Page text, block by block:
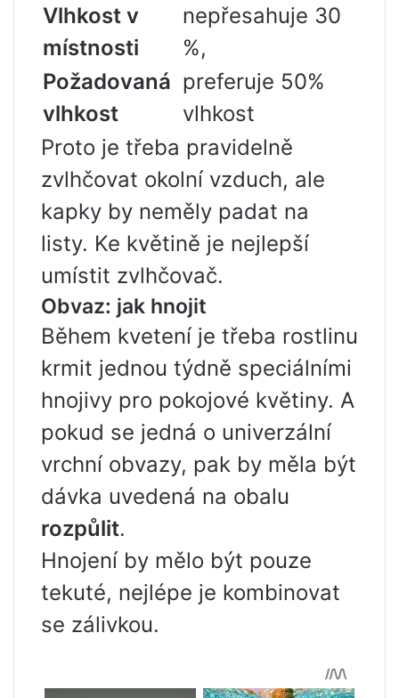
Vlhkost v
místnosti
nepřesahuje 30
%,
Požadovaná
vlhkost
preferuje 50%
vlhkost
Proto je třeba pravidelně
zvlhčovat okolní vzduch, ale
kapky by neměly padat na
listy. Ke květině je nejlepší
umístit zvlhčovač.
Obvaz: jak hnojit
Během kvetení je třeba rostlinu
krmit jednou týdně speciálními
hnojivy pro pokojové květiny. A
pokud se jedná o univerzální
vrchní obvazy, pak by měla být
dávka uvedená na obalu
rozpůlit.
Hnojení by mělo být pouze
tekuté, nejlépe je kombinovat
se zálivkou.